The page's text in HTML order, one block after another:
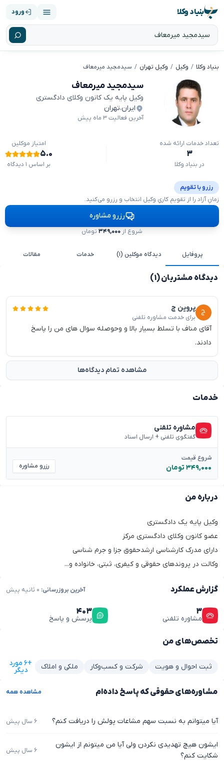
بنیاد وکلا ورود
بنیاد وکلا وکیل وکیل تهران سیدمجید میرمعاف
سیدمجید میرمعاف
وکیل پایه یک کانون وکلای دادگستری
ایران،تهران
آخرین فعالیت ۳ ماه پیش
تعداد خدمات ارائه شده
۳
در بنیاد وکلا
امتیاز موکلین
۵.۰
بر اساس ۱ دیدگاه
رزرو با تقویم
زمانِ آزاد را از تقویمِ کاریِ وکیل انتخاب و رزرو می‌کنید.
رزرو مشاوره
شروع از ۳۴۹,۰۰۰تومان
پروفایل دیدگاه موکلین (۱) خدمات مقالات
دیدگاه مشتریان (۱)
پروین ج
برای خدمت مشاوره تلفنی
آقای مناف با تسلط بسیار بالا و وحوصله سوال های من را پاسخ
دادند.
مشاهده تمام دیدگاه‌ها
درباره من
وکیل پایه یک دادگستری
عضو کانون وکلای دادگستری مرکز
دارای مدرک کارشناسی ارشدحقوق جزا و جرم شناسی
وکالت در پروندهای حقوقی و کیفری، ثبتی، خانواده و...
گزارش عملکرد آخرین بروزرسانی:
۳
مشاوره تلفنی
۴۰۳
پرسش و پاسخ
تخصص‌های من
ثبت احوال و هویت شرکت و کسب‌وکار ملکی و املاک +۶ مورد
دیگر
خدمات
مشاوره تلفنی
گفتگوی تلفنی + ارسال اسناد
شروع قیمت
۳۴۹,۰۰۰ تومان رزرو مشاوره
مشاوره‌های حقوقی که پاسخ داده‌ام مشاهده همه
آیا میتوانم به نسبت سهم مشاعات پولش را دریافت کنم؟ ۶ سال پیش
ایشون هیچ تهدیدی نکردن ولی آیا من میتونم از ایشون
شکایت کنم؟
۶ سال پیش